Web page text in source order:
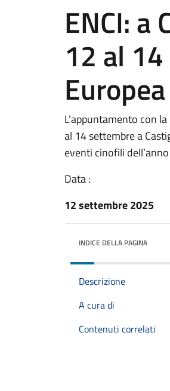
ENCI: a
12 al
L’appuntamento con
al 14 settembre a
eventi cinofili dell’anno
Data :
12 settembre 2025
INDICE DELLA PAGINA
Descrizione
A cura di
Contenuti correlati